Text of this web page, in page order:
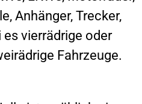
Anhänger, Trecker,
vierrädrige oder
Fahrzeuge.